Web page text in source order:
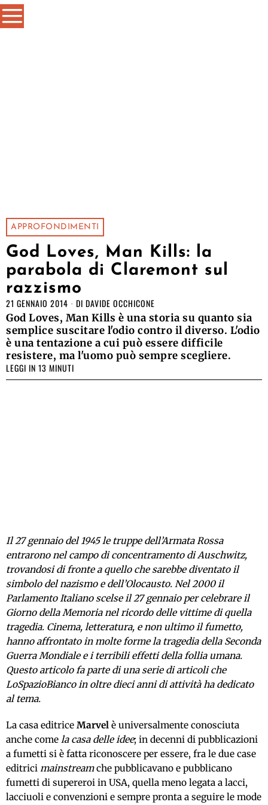
APPROFONDIMENTI
God Loves, Man Kills: la
parabola di Claremont sul
razzismo
21 GENNAIO 2014 DI DAVIDE OCCHICONE
God Loves, Man Kills è una storia su quanto sia
semplice suscitare l'odio contro il diverso. L'odio
è una tentazione a cui può essere difficile
resistere, ma l'uomo può sempre scegliere.
LEGGI IN 13 MINUTI
Il 27 gennaio del 1945 le truppe dell’Armata Rossa
entrarono nel campo di concentramento di Auschwitz,
trovandosi di fronte a quello che sarebbe diventato il
simbolo del nazismo e dell’Olocausto. Nel 2000 il
Parlamento Italiano scelse il 27 gennaio per celebrare il
Giorno della Memoria nel ricordo delle vittime di quella
tragedia. Cinema, letteratura, e non ultimo il fumetto,
hanno affrontato in molte forme la tragedia della Seconda
Guerra Mondiale e i terribili effetti della follia umana.
Questo articolo fa parte di una serie di articoli che
LoSpazioBianco in oltre dieci anni di attività ha dedicato
al tema.
La casa editrice Marvel è universalmente conosciuta
anche come la casa delle idee; in decenni di pubblicazioni
a fumetti si è fatta riconoscere per essere, fra le due case
editrici mainstreamche pubblicavano e pubblicano
fumetti di supereroi in USA, quella meno legata a lacci,
lacciuoli e convenzioni e sempre pronta a seguire le mode